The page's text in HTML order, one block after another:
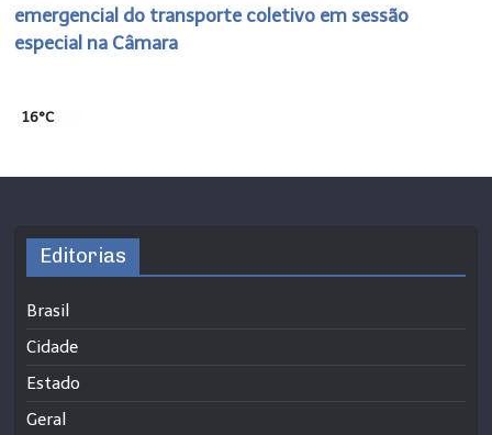
emergencial do transporte coletivo em sessão
especial na Câmara
16°C
Editorias
Brasil
Cidade
Estado
Geral